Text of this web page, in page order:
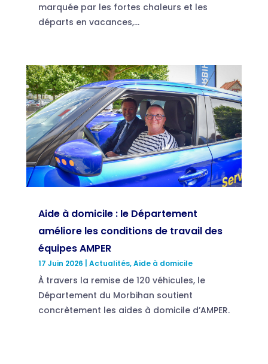
marquée par les fortes chaleurs et les
départs en vacances,...
Aide à domicile : le Département
améliore les conditions de travail des
équipes AMPER
17 Juin 2026 Actualités,Aide à domicile
À travers la remise de 120 véhicules, le
Département du Morbihan soutient
concrètement les aides à domicile d’AMPER.